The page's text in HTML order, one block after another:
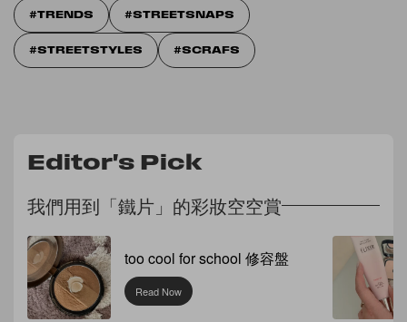
TRENDS STREETSNAPS
STREETSTYLES SCRAFS
Editor's Pick
我們用到「鐵片」的彩妝空空賞
too cool for school 修容盤
Read Now